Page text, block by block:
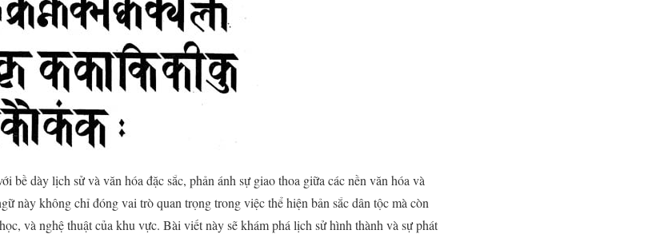
bề dày lịch sử và văn hóa đặc sắc, phản ánh sự giao thoa giữa các nền văn hóa và
này không chỉ đóng vai trò quan trọng trong việc thể hiện bản sắc dân tộc mà còn
và nghệ thuật của khu vực. Bài viết này sẽ khám phá lịch sử hình thành và sự phát